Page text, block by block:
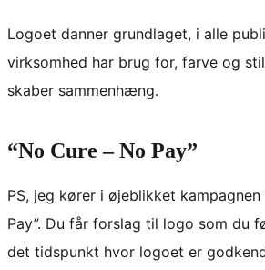
Logoet danner grundlaget, i alle
virksomhed har brug for, farve og
skaber sammenhæng.
“No Cure – No Pay”
PS, jeg kører i øjeblikket kampagnen
Pay”. Du får forslag til logo som du
det tidspunkt hvor logoet er